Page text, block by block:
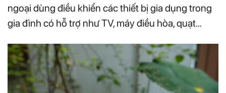
ngoại dùng điều khiển các thiết bị gia dụng trong
gia đình có hỗ trợ như TV, máy điều hòa, quạt…